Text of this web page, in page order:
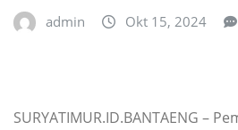
admin Okt 15, 2024
SURYATIMUR.ID.BANTAENG –